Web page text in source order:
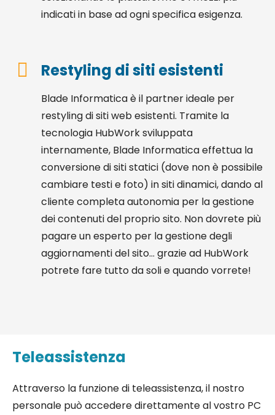
indicati in base ad ogni specifica esigenza.
Restyling di siti esistenti
Blade Informatica è il partner ideale per
restyling di siti web esistenti. Tramite la
tecnologia HubWork sviluppata
internamente, Blade Informatica effettua la
conversione di siti statici (dove non è possibile
cambiare testi e foto) in siti dinamici, dando al
cliente completa autonomia per la gestione
dei contenuti del proprio sito. Non dovrete più
pagare un esperto per la gestione degli
aggiornamenti del sito… grazie ad HubWork
potrete fare tutto da soli e quando vorrete!
Teleassistenza
Attraverso la funzione di teleassistenza, il nostro
personale può accedere direttamente al vostro PC